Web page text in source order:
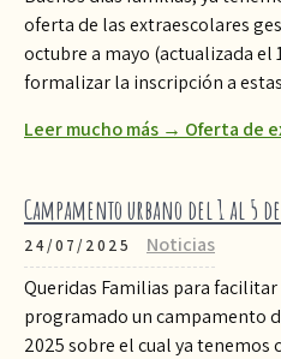
oferta de las extraescolares
octubre a mayo (actualizada el
formalizar la inscripción a
Leer mucho más → Oferta de
Campamento urbano del 1 al 5
24/07/2025
Noticias
Queridas Familias para
programado un campamento
2025 sobre el cual ya tenemos